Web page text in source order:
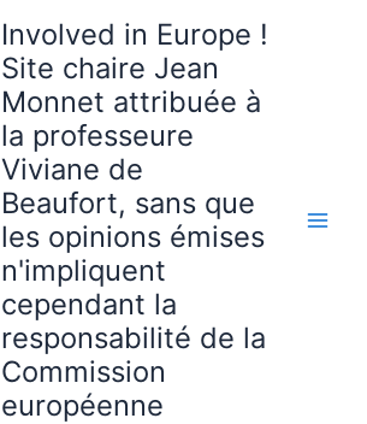
Involved in Europe !
Site chaire Jean
Monnet attribuée à
la professeure
Viviane de
Beaufort, sans que
les opinions émises
n'impliquent
cependant la
responsabilité de la
Commission
européenne